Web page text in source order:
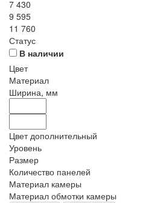
7 430
9 595
11 760
Статус
В наличии
Цвет
Материал
Ширина, мм
Цвет дополнительный
Уровень
Размер
Количество панелей
Материал камеры
Материал обмотки камеры